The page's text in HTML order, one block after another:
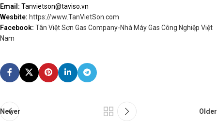
Email: Tanvietson@taviso.vn
Wesbite: https://www.TanVietSon.com
Facebook: Tân Việt Sơn Gas Company-Nhà Máy Gas Công Nghiệp Việt
Nam
Newer Older